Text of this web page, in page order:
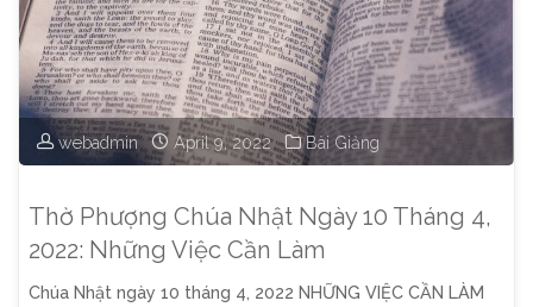
Thương
Khó
Thứ
Ngày
15
webadmin April 9, 2022 Bài Giảng
Thờ Phượng Chúa Nhật Ngày 10 Tháng 4,
2022: Những Việc Cần Làm
Chúa Nhật ngày 10 tháng 4, 2022 NHỮNG VIỆC CẦN LÀM